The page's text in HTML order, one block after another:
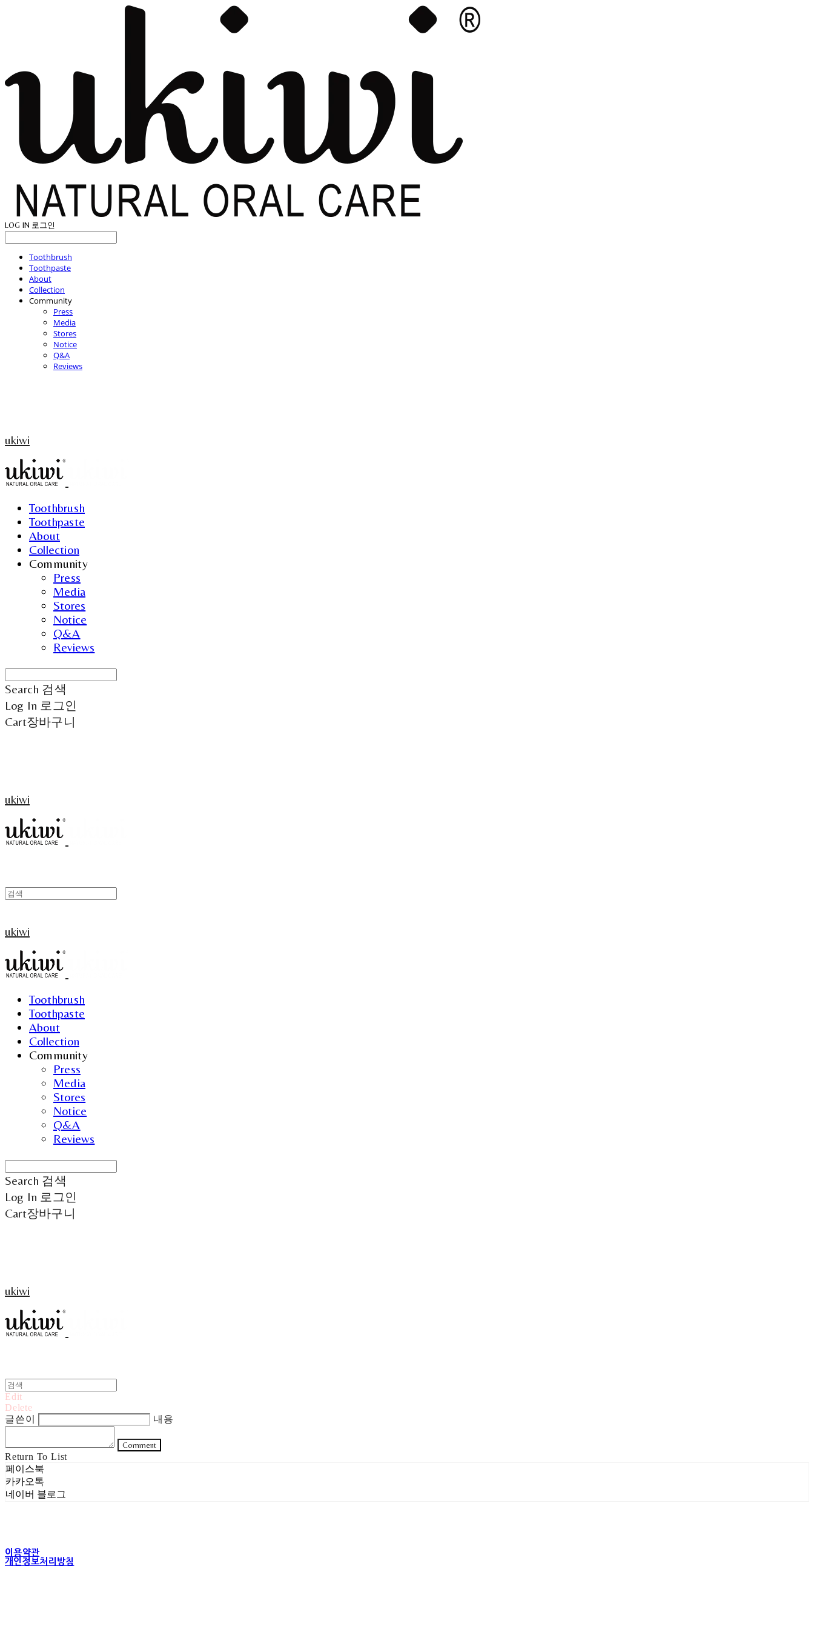
LOG IN 로그인
Toothbrush
Toothpaste
About
Collection
Community
Press
Media
Stores
Notice
Q&A
Reviews
ukiwi
Toothbrush
Toothpaste
About
Collection
Community
Press
Media
Stores
Notice
Q&A
Reviews
Search 검색
Log In 로그인
Cart장바구니
ukiwi
ukiwi
Toothbrush
Toothpaste
About
Collection
Community
Press
Media
Stores
Notice
Q&A
Reviews
Search 검색
Log In 로그인
Cart장바구니
ukiwi
Edit
Delete
글쓴이
내용
Comment
Return To List
페이스북
카카오톡
네이버 블로그
이용약관
개인정보처리방침